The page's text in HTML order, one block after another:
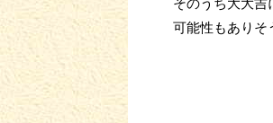
可能性もありそ